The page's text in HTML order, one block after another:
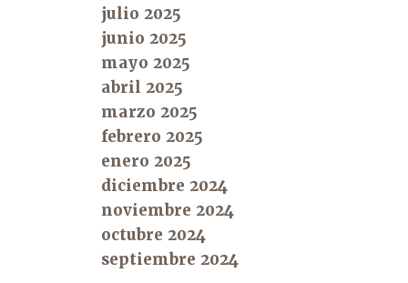
julio 2025
junio 2025
mayo 2025
abril 2025
marzo 2025
febrero 2025
enero 2025
diciembre 2024
noviembre 2024
octubre 2024
septiembre 2024